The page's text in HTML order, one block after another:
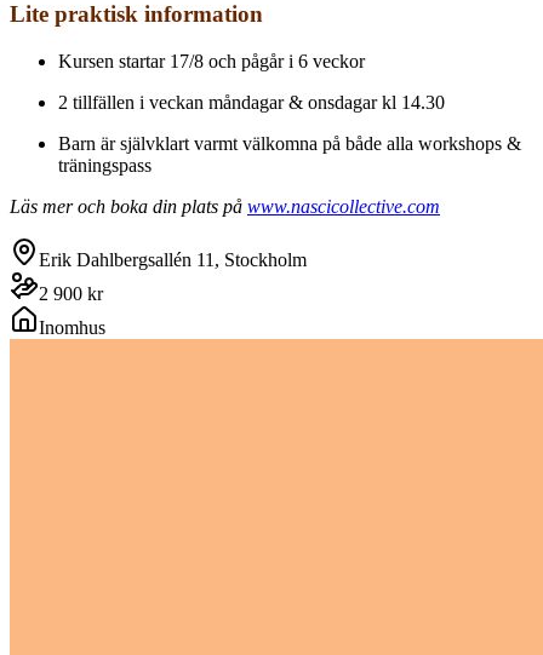
Lite praktisk information
Kursen startar 17/8 och pågår i 6 veckor
2 tillfällen i veckan måndagar & onsdagar kl 14.30
Barn är självklart varmt välkomna på både alla workshops &
träningspass
Läs mer och boka din plats på www.nascicollective.com
Erik Dahlbergsallén 11, Stockholm
2 900 kr
Inomhus